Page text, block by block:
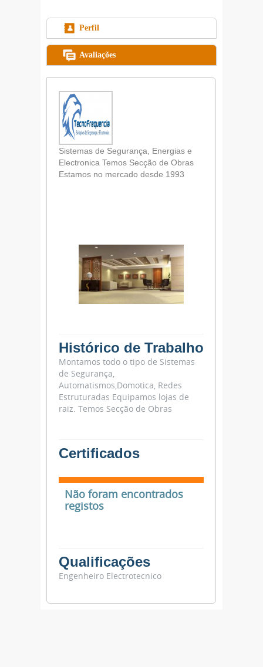
Perfil
Avaliações
Sistemas de Segurança, Energias e
Electronica Temos Secção de Obras
Estamos no mercado desde 1993
Histórico de Trabalho
Montamos todo o tipo de Sistemas
de Segurança,
Automatismos,Domotica, Redes
Estruturadas Equipamos lojas de
raiz. Temos Secção de Obras
Certificados
Não foram encontrados
registos
Qualificações
Engenheiro Electrotecnico